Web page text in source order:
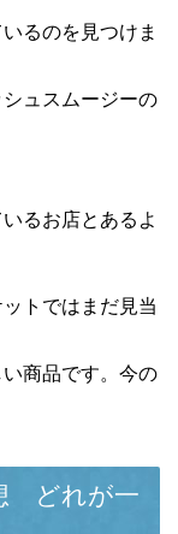
るのを見つけま
ュスムージーの
るお店とあるよ
トではまだ見当
商品です。今の
どれが一